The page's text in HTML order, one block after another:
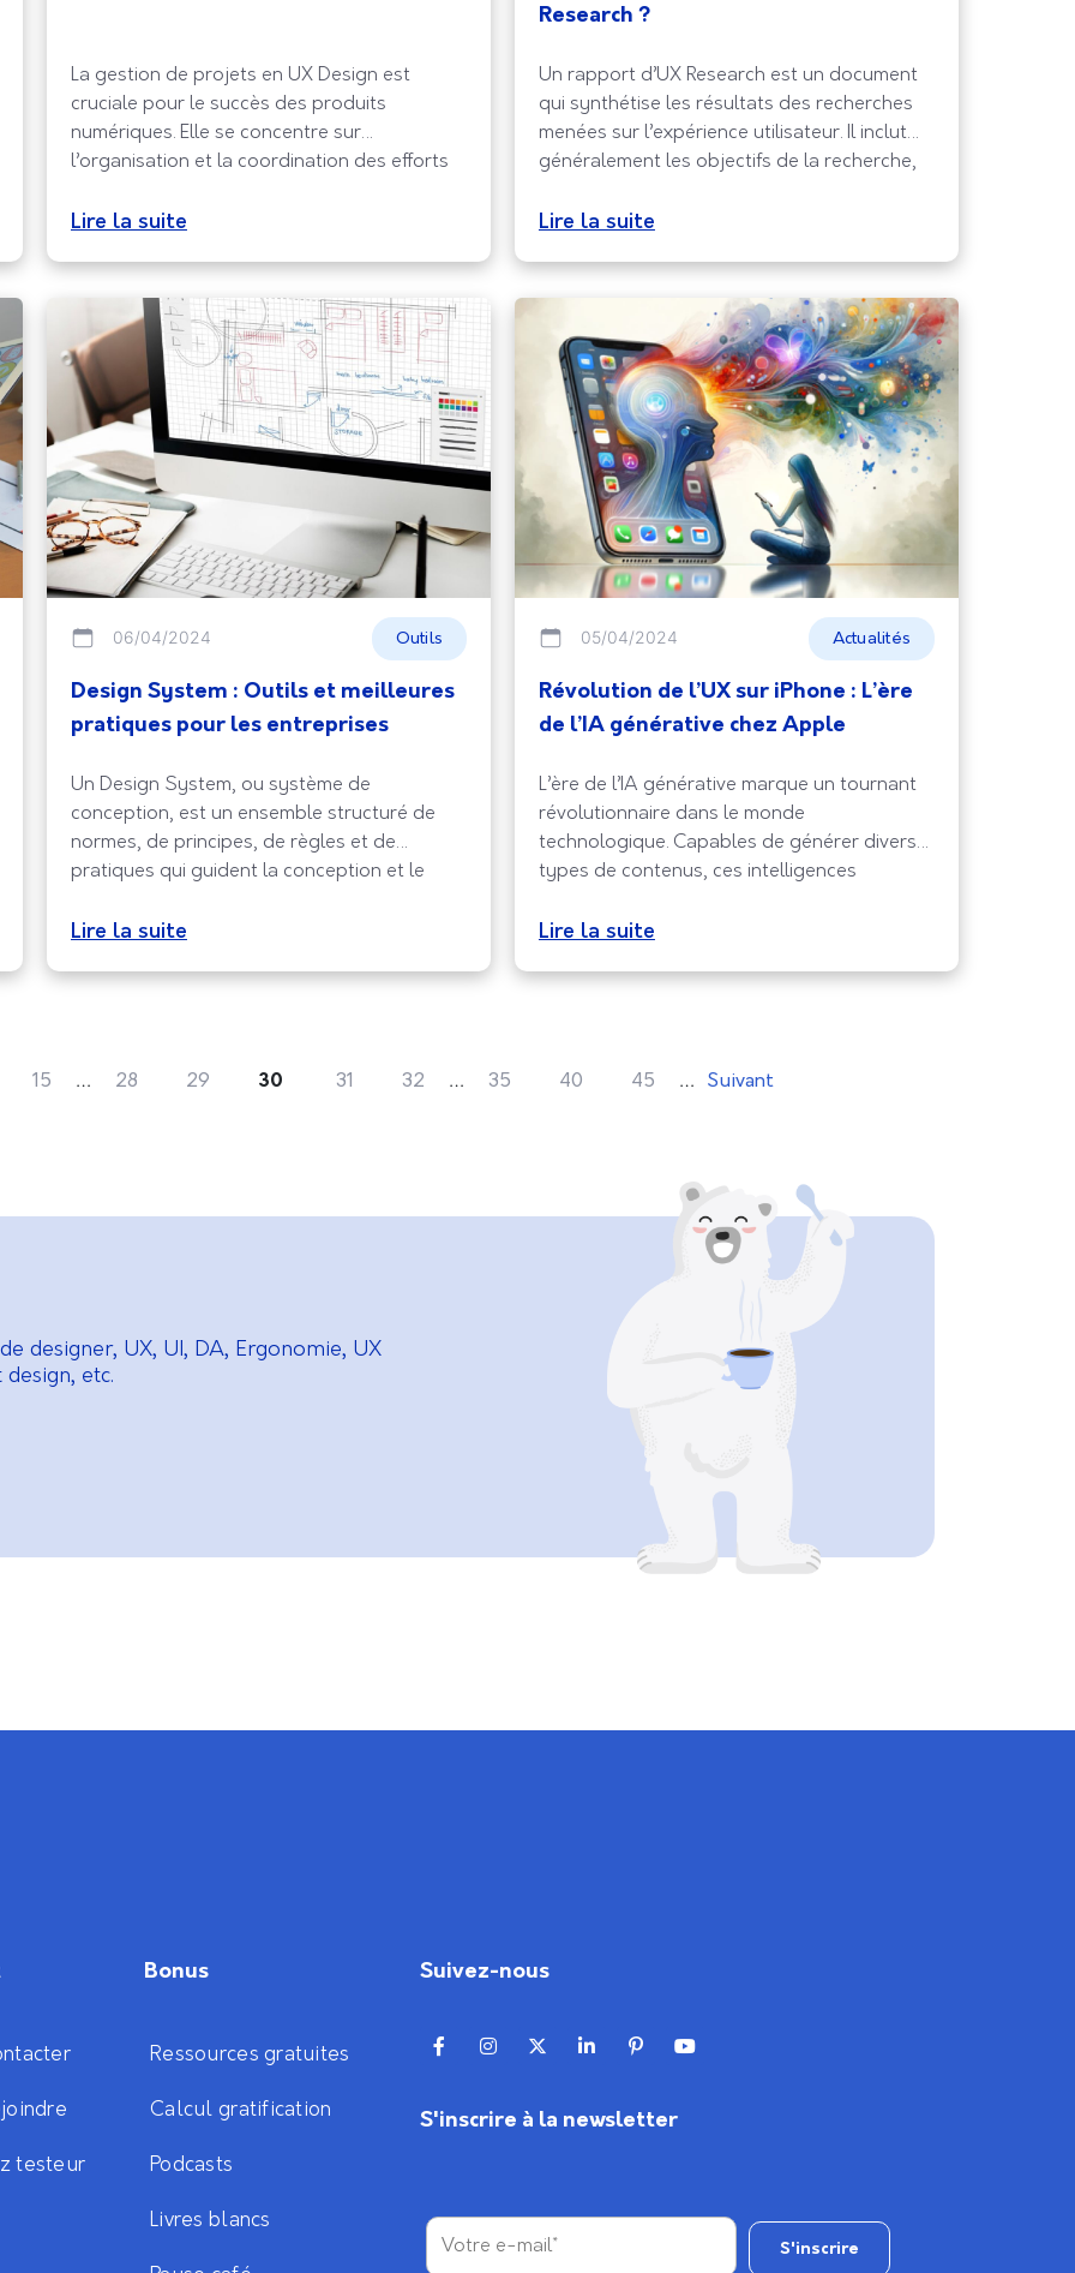
La gestion de projets en UX Design est
cruciale pour le succès des produits
numériques. Elle se concentre sur
l’organisation et la coordination des efforts
utilisateur soit optimale. Cette approche met
des utilisateurs et la création de solutions
qui répondent à ces besoins
Lire la suite
Research ?
Un rapport d’UX Research est un document
qui synthétise les résultats des recherches
menées sur l’expérience utilisateur. Il inclut
généralement les objectifs de la recherche,
constats, les recommandations pour
que les données et analyses qui soutiennent
ces conclusions. Il vise à communiquer de
manière claire
Lire la suite
06/04/2024 Outils
Design System : Outils et meilleures
pratiques pour les entreprises
Un Design System, ou système de
conception, est un ensemble structuré de
normes, de principes, de règles et de
pratiques qui guident la conception et le
sert de référence commune pour les équipes
assurant la cohérence visuelle et
Lire la suite
05/04/2024 Actualités
Révolution de l’UX sur iPhone : L’ère
de l’IA générative chez Apple
L’ère de l’IA générative marque un tournant
révolutionnaire dans le monde
technologique. Capables de générer divers
types de contenus, ces intelligences
concevoir et de consommer l’information.
personnalisation de l’expérience utilisateur à
Lire la suite
15 … 28 29 30 31 32 … 35 40 45 … Suivant
designer, UX, UI, DA, Ergonomie, UX
etc.
testeur
Bonus
Ressources gratuites
Calcul gratification
Podcasts
Livres blancs
Suivez-nous
S'inscrire à la newsletter